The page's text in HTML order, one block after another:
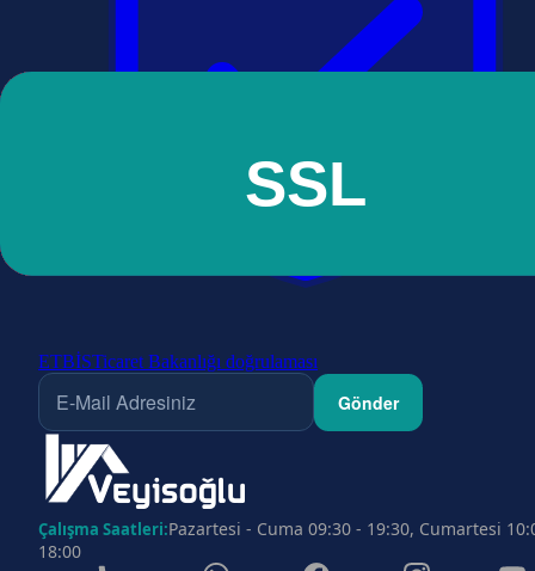
ETBİSTicaret Bakanlığı doğrulaması
Gönder
Çalışma Saatleri:Pazartesi - Cuma 09:30 - 19:30, Cumartesi
18:00